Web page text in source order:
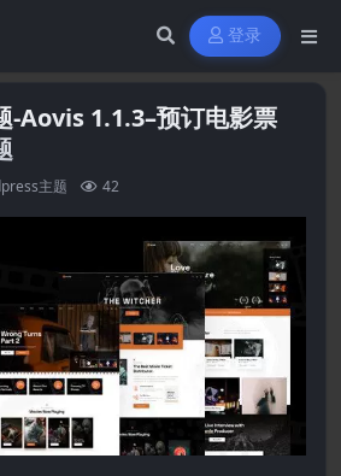
登录
Aovis 1.1.3–预订电影票
主题 42